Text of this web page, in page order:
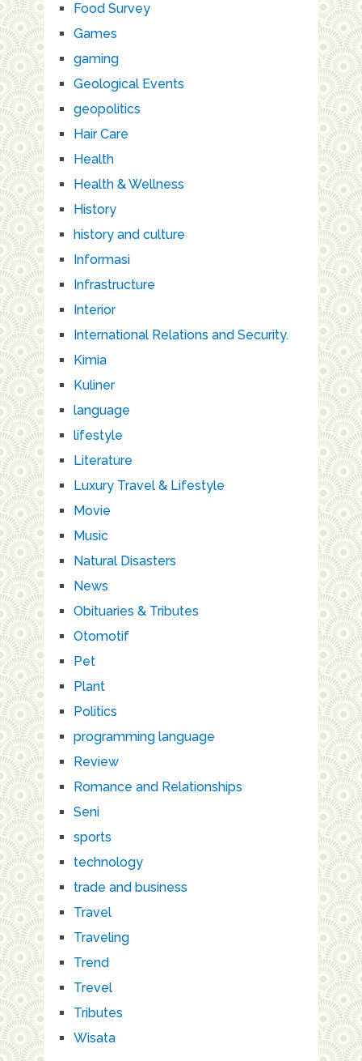
Food Survey
Games
gaming
Geological Events
geopolitics
Hair Care
Health
Health & Wellness
History
history and culture
Informasi
Infrastructure
Interior
International Relations and Security.
Kimia
Kuliner
language
lifestyle
Literature
Luxury Travel & Lifestyle
Movie
Music
Natural Disasters
News
Obituaries & Tributes
Otomotif
Pet
Plant
Politics
programming language
Review
Romance and Relationships
Seni
sports
technology
trade and business
Travel
Traveling
Trend
Trevel
Tributes
Wisata